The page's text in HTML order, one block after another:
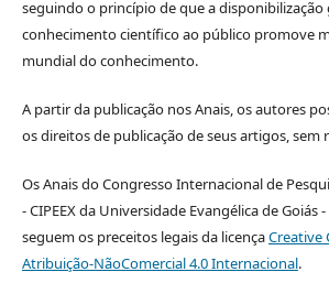
seguindo o princípio de que a
conhecimento científico ao público promove
mundial do conhecimento.
A partir da publicação nos Anais, os autores
os direitos de publicação de seus artigos, sem
Os Anais do Congresso Internacional de
- CIPEEX da Universidade Evangélica de Goiás -
seguem os preceitos legais da licençaCreative
Atribuição-NãoComercial 4.0 Internacional.